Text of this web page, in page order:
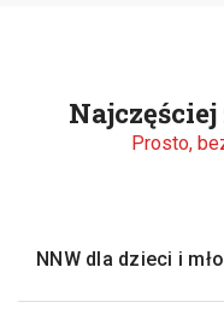
Prosto,
NNW dla dzieci i